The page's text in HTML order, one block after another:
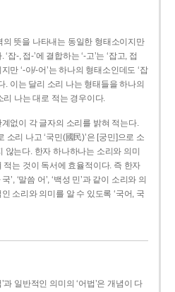
의 뜻을 나타내는 동일한 형태소이지만
-, 접-’에 결합하는 ‘-고’는 ‘잡고, 접
만 ‘-아/-어’는 하나의 형태소인데도 ‘잡
. 이는 달리 소리 나는 형태들을 하나의
리 나는 대로 적는 경우이다.
없이 각 글자의 소리를 밝혀 적는다.
소리 나고 ‘국민(國民)’은 [궁민]으로 소
않는다. 한자 하나하나는 소리와 의미
는 것이 독서에 효율적이다. 즉 한자
국’, ‘말씀 어’, ‘백성 민’과 같이 소리와 의
소리와 의미를 알 수 있도록 ‘국어, 국
과 일반적인 의미의 ‘어법’은 개념이 다